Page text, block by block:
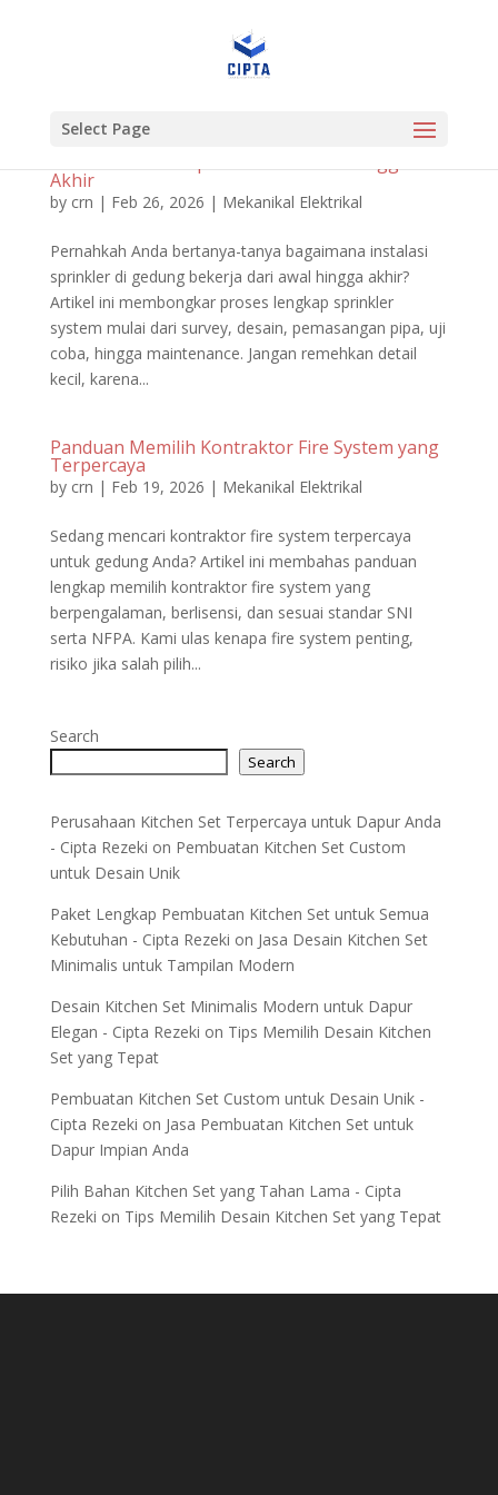
Select Page
Akhir
by crn | Feb 26, 2026 | Mekanikal Elektrikal
Pernahkah Anda bertanya-tanya bagaimana instalasi
sprinkler di gedung bekerja dari awal hingga akhir?
Artikel ini membongkar proses lengkap sprinkler
system mulai dari survey, desain, pemasangan pipa, uji
coba, hingga maintenance. Jangan remehkan detail
kecil, karena...
Panduan Memilih Kontraktor Fire System yang
Terpercaya
by crn | Feb 19, 2026 | Mekanikal Elektrikal
Sedang mencari kontraktor fire system terpercaya
untuk gedung Anda? Artikel ini membahas panduan
lengkap memilih kontraktor fire system yang
berpengalaman, berlisensi, dan sesuai standar SNI
serta NFPA. Kami ulas kenapa fire system penting,
risiko jika salah pilih...
Search
Search
Perusahaan Kitchen Set Terpercaya untuk Dapur Anda
- Cipta Rezeki on Pembuatan Kitchen Set Custom
untuk Desain Unik
Paket Lengkap Pembuatan Kitchen Set untuk Semua
Kebutuhan - Cipta Rezeki on Jasa Desain Kitchen Set
Minimalis untuk Tampilan Modern
Desain Kitchen Set Minimalis Modern untuk Dapur
Elegan - Cipta Rezeki on Tips Memilih Desain Kitchen
Set yang Tepat
Pembuatan Kitchen Set Custom untuk Desain Unik -
Cipta Rezeki on Jasa Pembuatan Kitchen Set untuk
Dapur Impian Anda
Pilih Bahan Kitchen Set yang Tahan Lama - Cipta
Rezeki on Tips Memilih Desain Kitchen Set yang Tepat